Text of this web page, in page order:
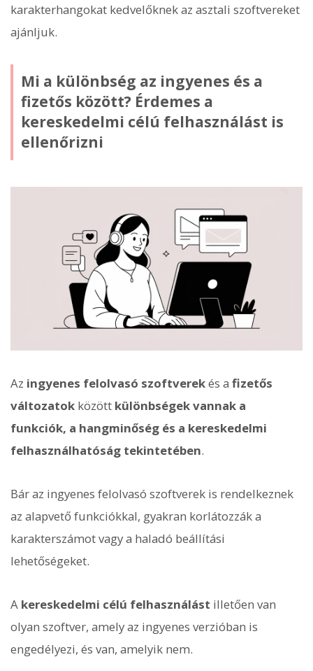
karakterhangokat kedvelőknek az asztali szoftvereket
ajánljuk.
Mi a különbség az ingyenes és a
fizetős között? Érdemes a
kereskedelmi célú felhasználást is
ellenőrizni
Az ingyenes felolvasó szoftverekés a fizetős
változatok között különbségek vannak a
funkciók, a hangminőség és a kereskedelmi
felhasználhatóság tekintetében.
Bár az ingyenes felolvasó szoftverek is rendelkeznek
az alapvető funkciókkal, gyakran korlátozzák a
karakterszámot vagy a haladó beállítási
lehetőségeket.
A kereskedelmi célú felhasználást illetően van
olyan szoftver, amely az ingyenes verzióban is
engedélyezi, és van, amelyik nem.